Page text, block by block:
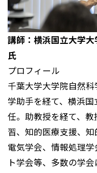
講師：横浜国立大学
氏
プロフィール
千葉大学大学院自然
学助手を経て、横浜
任。助教授を経て、
習、知的医療支援、知
電気学会、情報処理
ト学会等、多数の学会